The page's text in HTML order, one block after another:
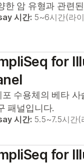
한 암 유형과 관련
시간: 5~6시간(라
for
포 수용체의 베타
패널입니다.
시간: 5.5~7.5시간(
for